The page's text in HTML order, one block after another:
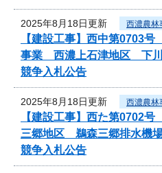
2025年8月18日更新 西濃農林
【建設工事】西中第0703
事業 西濃上石津地区 下川
競争入札公告
2025年8月18日更新 西濃農林
【建設工事】西た第0702
三郷地区 鵜森三郷排水機
競争入札公告